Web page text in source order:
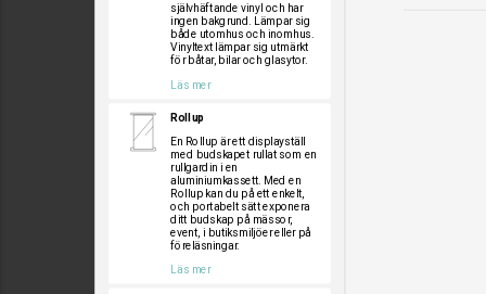
självhäftande vinyl och har
ingen bakgrund. Lämpar sig
både utomhus och inomhus.
Vinyltext lämpar sig utmärkt
för båtar, bilar och glasytor.
Läs mer
Rollup
En Rollup är ett displayställ
med budskapet rullat som en
rullgardin i en
aluminiumkassett. Med en
Rollup kan du på ett enkelt,
och portabelt sätt exponera
ditt budskap på mässor,
event, i butiksmiljöer eller på
föreläsningar.
Läs mer